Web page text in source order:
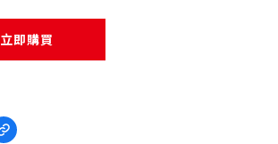
立即購買